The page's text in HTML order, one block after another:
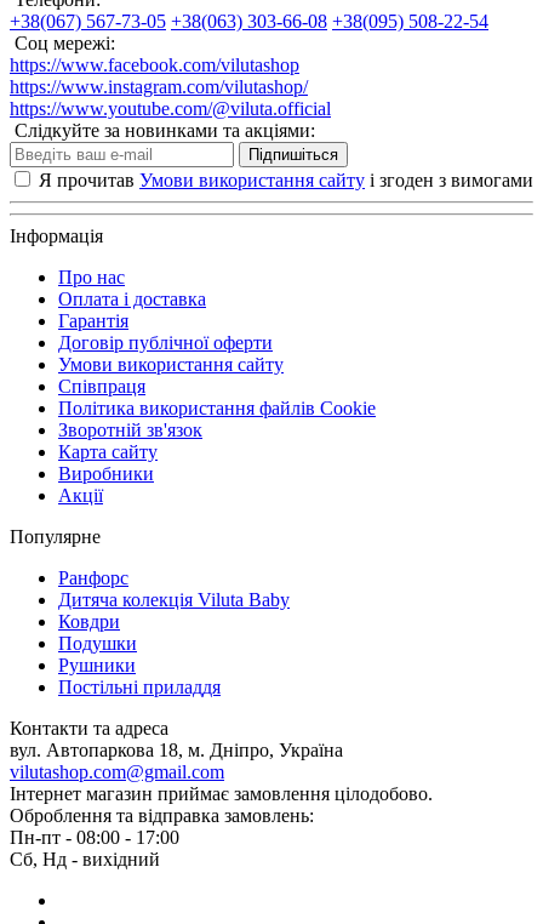
+38(067) 567-73-05 +38(063) 303-66-08 +38(095) 508-22-54
Соц мережі:
https://www.facebook.com/vilutashop
https://www.instagram.com/vilutashop/
https://www.youtube.com/@viluta.official
Слідкуйте за новинками та акціями:
Підпишіться
Я прочитав Умови використання сайту і згоден з вимогами
Інформація
Про нас
Оплата і доставка
Гарантія
Договір публічної оферти
Умови використання сайту
Співпраця
Політика використання файлів Cookie
Зворотній зв'язок
Карта сайту
Виробники
Акції
Популярне
Ранфорс
Дитяча колекція Viluta Baby
Ковдри
Подушки
Рушники
Постільні приладдя
Контакти та адреса
вул. Автопаркова 18, м. Дніпро, Україна
vilutashop.com@gmail.com
Інтернет магазин приймає замовлення цілодобово.
Оброблення та відправка замовлень:
Пн-пт - 08:00 - 17:00
Сб, Нд - вихідний